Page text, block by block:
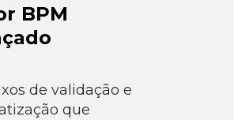
BPM
de validação e
que